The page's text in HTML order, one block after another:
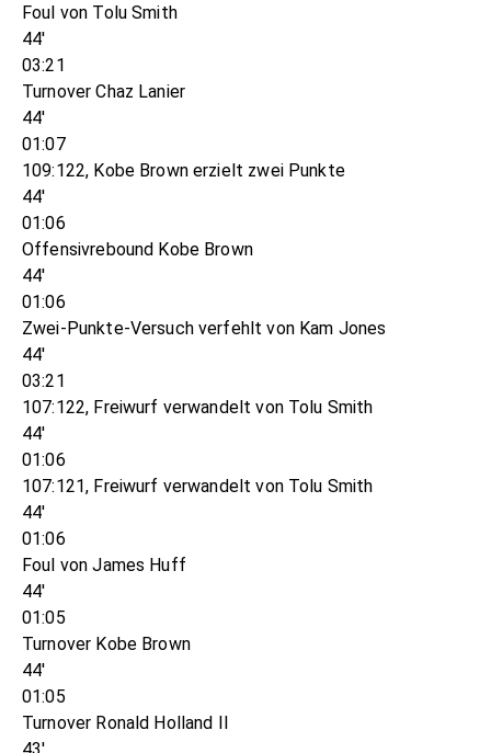
Foul von Tolu Smith
44'
03:21
Turnover Chaz Lanier
44'
01:07
109:122, Kobe Brown erzielt zwei Punkte
44'
01:06
Offensivrebound Kobe Brown
44'
01:06
Zwei-Punkte-Versuch verfehlt von Kam Jones
44'
03:21
107:122, Freiwurf verwandelt von Tolu Smith
44'
01:06
107:121, Freiwurf verwandelt von Tolu Smith
44'
01:06
Foul von James Huff
44'
01:05
Turnover Kobe Brown
44'
01:05
Turnover Ronald Holland II